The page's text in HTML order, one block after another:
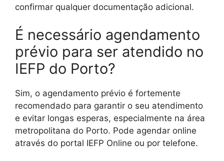
confirmar qualquer documentação adicional.
É necessário agendamento
prévio para ser atendido no
IEFP do Porto?
Sim, o agendamento prévio é fortemente
recomendado para garantir o seu atendimento
e evitar longas esperas, especialmente na área
metropolitana do Porto. Pode agendar online
através do portal IEFP Online ou por telefone.